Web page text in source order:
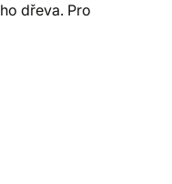
dřeva. Pro